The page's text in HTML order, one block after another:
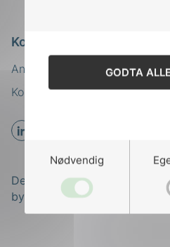
GODTA
Nødvendig
Kontakt oss
Ansatte
Kontakt
Designed and developed
by
Stem Agency